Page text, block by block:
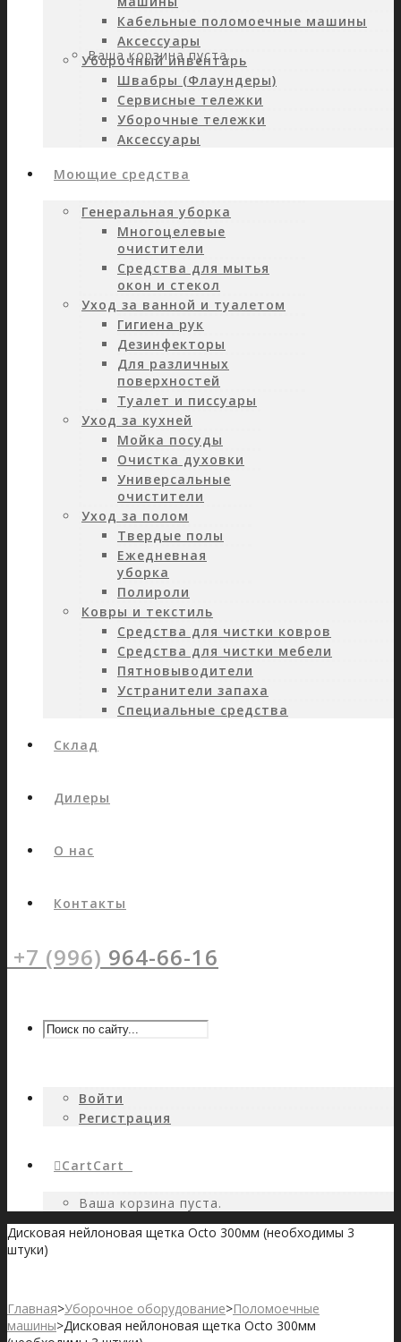
Ваша корзина пуста.
Кабельные поломоечные машины
Аксессуары
Уборочный инвентарь
Швабры (Флаундеры)
Сервисные тележки
Уборочные тележки
Аксессуары
Моющие средства
Генеральная уборка
Многоцелевые
очистители
Средства для мытья
окон и стекол
Уход за ванной и туалетом
Гигиена рук
Дезинфекторы
Для различных
поверхностей
Туалет и писсуары
Уход за кухней
Мойка посуды
Очистка духовки
Универсальные
очистители
Уход за полом
Твердые полы
Ежедневная
уборка
Полироли
Ковры и текстиль
Средства для чистки ковров
Средства для чистки мебели
Пятновыводители
Устранители запаха
Специальные средства
Склад
Дилеры
О нас
Контакты
+7 (996) 964-66-16
Войти
Регистрация
CartCart
Ваша корзина пуста.
Дисковая нейлоновая щетка Octo 300мм (необходимы 3
штуки)
Главная>Уборочное оборудование>Поломоечные
машины>Дисковая нейлоновая щетка Octo 300мм